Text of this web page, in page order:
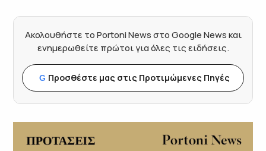
Ακολουθήστε το Portoni News στο Google News και
ενημερωθείτε πρώτοι για όλες τις ειδήσεις.
G Προσθέστε μας στις Προτιμώμενες Πηγές